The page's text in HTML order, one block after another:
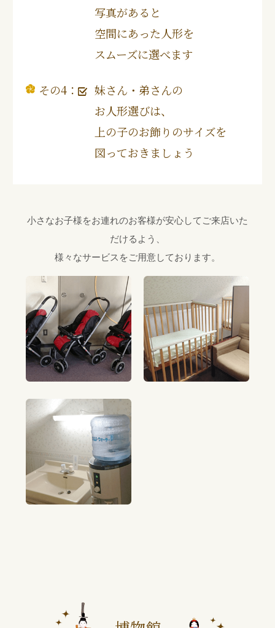
写真があると
空間にあった人形を
スムーズに選べます
その4：
妹さん・弟さんの
お人形選びは、
上の子のお飾りのサイズを
図っておきましょう
小さなお子様をお連れのお客様が安心してご来店いた
だけるよう、
様々なサービスをご用意しております。